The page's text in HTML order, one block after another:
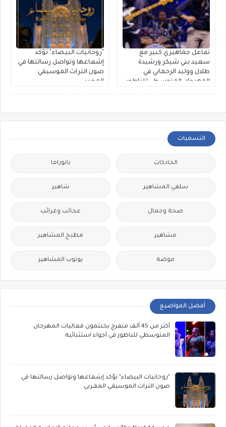
تفاعل جماهيري كبير مع
سعيد بني شيكر ورشيدة
طلال ووليد الرحماني في
المهرجان المتوسطي للناظور
"روحانيات البيضاء" تؤكد
إشعاعها وتواصل رسالتها في
صون التراث الموسيقي
المغربي
التسميات
الحادكات بانوراما
سلفي المشاهير شاهير
صحة وجمال عجائب وغرائب
مشاهير مطبخ المشاهير
موضة يوتوب المشاهير
أفضل المواضيع
أكثر من 45 ألف متفرج يختتمون فعاليات المهرجان
المتوسطي للناظور في أجواء استثنائية
"روحانيات البيضاء" تؤكد إشعاعها وتواصل رسالتها في
صون التراث الموسيقي المغربي